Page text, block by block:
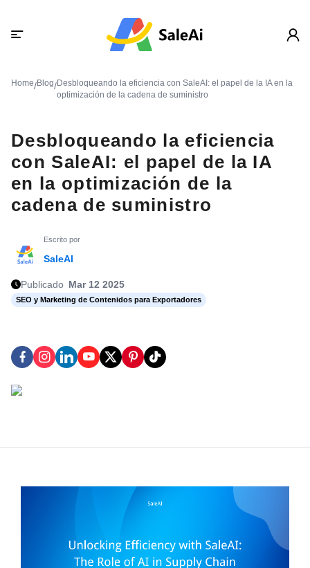
Home/Blog/Desbloqueando la eficiencia con SaleAI: el papel de la IA en la
optimización de la cadena de suministro
Desbloqueando la eficiencia
con SaleAI: el papel de la IA
en la optimización de la
cadena de suministro
Escrito por
SaleAI
Publicado Mar 12 2025
SEO y Marketing de Contenidos para Exportadores